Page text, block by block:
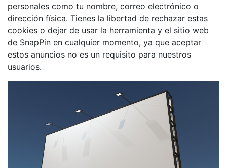
personales como tu nombre, correo electrónico o
dirección física. Tienes la libertad de rechazar estas
cookies o dejar de usar la herramienta y el sitio web
de SnapPin en cualquier momento, ya que aceptar
estos anuncios no es un requisito para nuestros
usuarios.